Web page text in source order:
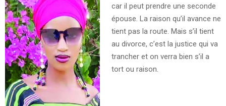
car il peut prendre une seconde
épouse. La raison qu’il avance ne
tient pas la route. Mais s’il tient
au divorce, c’est la justice qui va
trancher et on verra bien s’il a
tort ou raison.